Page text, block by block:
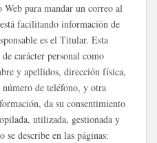
Web para mandar un correo al
facilitando información de
es el Titular. Esta
carácter personal como
y apellidos, dirección física,
de teléfono, y otra
da su consentimiento
utilizada, gestionada y
describe en las páginas: